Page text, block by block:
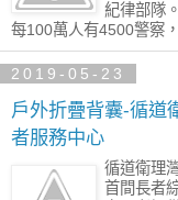
紀律部隊
每100萬人有4500警察，
2019-05-23
戶外折疊背囊-循道
者服務中心
循道衛理
首間長者